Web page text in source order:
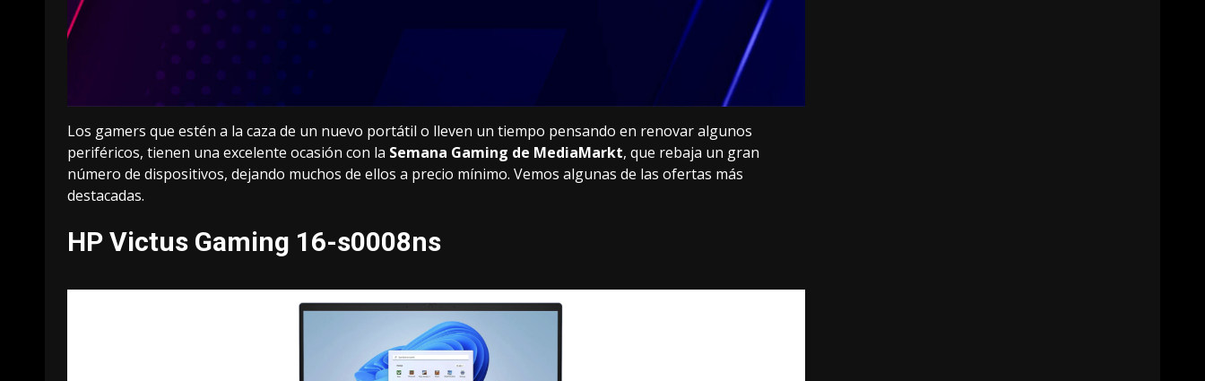
Los gamers que estén a la caza de un nuevo portátil o lleven un tiempo pensando en renovar algunos
periféricos, tienen una excelente ocasión con la Semana Gaming de MediaMarkt, que rebaja un gran
número de dispositivos, dejando muchos de ellos a precio mínimo. Vemos algunas de las ofertas más
destacadas.
HP Victus Gaming 16-s0008ns